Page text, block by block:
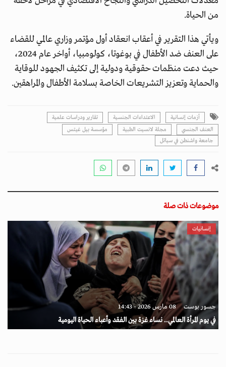
من الحياة.
ويأتي هذا التقرير في أعقاب انعقاد أول مؤتمر وزاري عالمي للقضاء
على العنف ضد الأطفال في بوغوتا، كولومبيا، أواخر عام 2024،
حيث دعت منظمات حقوقية ودولية إلى تكثيف الجهود للوقاية
والحماية وتعزيز التشريعات الخاصة بسلامة الأطفال والمراهقين.
أزمات إنسانية الاعتداءات الجنسية
تقارير ودراسات علمية
العنف الجنسي
مجلة لانسيت الطبية
مؤسسة بيل غيتس
جامعة واشنطن في سياتل
موضوعات ذات صلة
إنسانيات
جسور بوست 08 مارس 2026 - 14:43
في يوم المرأة العالمي.. نساء غزة بين الفقد وأعباء الحياة اليومية